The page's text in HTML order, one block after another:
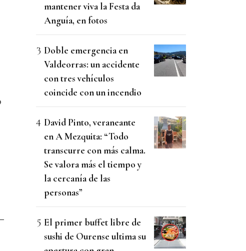
mantener viva la Festa da
Anguía, en fotos
Doble emergencia en
Valdeorras: un accidente
con tres vehículos
coincide con un incendio
David Pinto, veraneante
en A Mezquita: “Todo
transcurre con más calma.
Se valora más el tiempo y
la cercanía de las
personas”
El primer buffet libre de
sushi de Ourense ultima su